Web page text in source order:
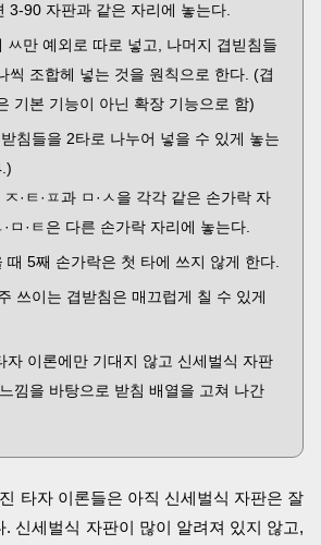
3-90 자판과 같은 자리에 놓는다.
ㅆ만 예외로 따로 넣고, 나머지 겹빋침들
씩 조합헤 넣는 것을 원칙으로 한다. (겹
기본 기능이 아닌 확장 기능으로 함)
침들을 2타로 나누어 넣을 수 있게 놓는
·ㅌ·ㅍ과 ㅁ·ㅅ을 각각 같은 손가락 자
ㅁ·ㅌ은 다른 손가락 자리에 놓는다.
때 5째 손가락은 첫 타에 쓰지 않게 한다.
쓰이는 겹받침은 매끄럽게 칠 수 있게
자 이론에만 기대지 않고 신세벌식 자판
낌을 바탕으로 받침 배열을 고쳐 나간
타자 이론들은 아직 신세벌식 자판은 잘
신세벌식 자판이 많이 알려져 있지 않고,